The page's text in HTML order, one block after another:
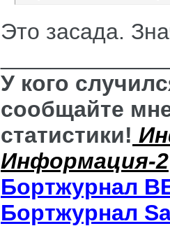
Это засада.
У кого
сообщайте
статистики!
Информация-2
Бортжурнал
Бортжурнал